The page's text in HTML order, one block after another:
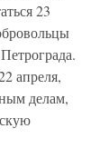
23
апреля,
делам,